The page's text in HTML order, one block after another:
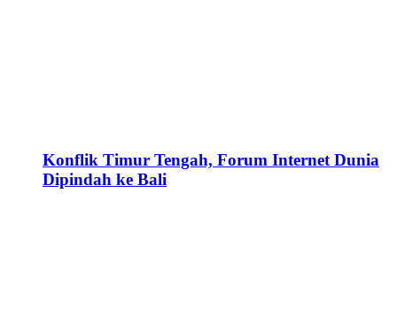
Konflik Timur Tengah, Forum Internet Dunia
Dipindah ke Bali